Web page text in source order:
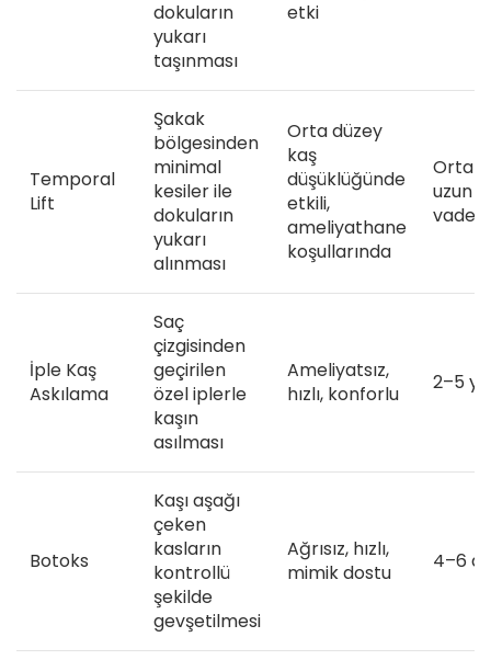
dokuların
yukarı
taşınması
etki
Temporal
Lift
Şakak
bölgesinden
minimal
kesiler ile
dokuların
yukarı
alınması
Orta düzey
kaş
düşüklüğünde
etkili,
ameliyathane
koşullarında
Orta–
uzun
vadeli
İple Kaş
Askılama
Saç
çizgisinden
geçirilen
özel iplerle
kaşın
asılması
Ameliyatsız,
hızlı, konforlu
2–5 yıl
Botoks
Kaşı aşağı
çeken
kasların
kontrollü
şekilde
gevşetilmesi
Ağrısız, hızlı,
mimik dostu
4–6 ay